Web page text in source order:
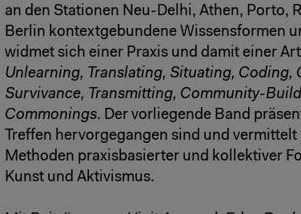
an den Stationen Neu-Delhi, Athen, Porto,
Berlin kontextgebundene Wissensformen
widmet sich einer Praxis und damit einer
Unlearning, Translating, Situating, Coding,
Survivance, Transmitting, Community-
Commonings. Der vorliegende Band
Treffen hervorgegangen sind und
Methoden praxisbasierter und kollektiver
Kunst und Aktivismus.